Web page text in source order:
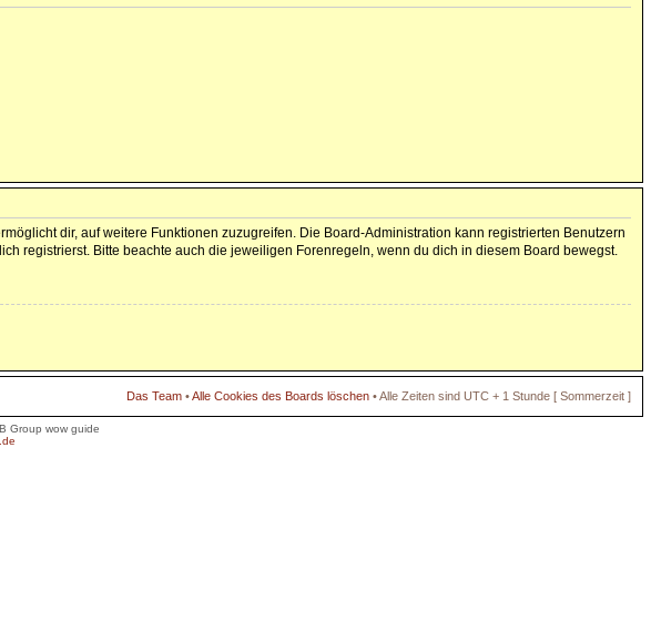
dir, auf weitere Funktionen zuzugreifen. Die Board-Administration kann registrierten Benutzern
registrierst. Bitte beachte auch die jeweiligen Forenregeln, wenn du dich in diesem Board bewegst.
Das Team •Alle Cookies des Boards löschen • Alle Zeiten sind UTC + 1 Stunde [ Sommerzeit ]
Group wow guide